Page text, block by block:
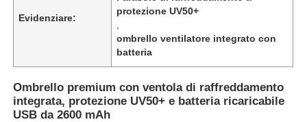
Evidenziare:
protezione UV50+
ombrello ventilatore integrato con
batteria
Ombrello premium con ventola di raffreddamento
integrata, protezione UV50+ e batteria ricaricabile
USB da 2600 mAh